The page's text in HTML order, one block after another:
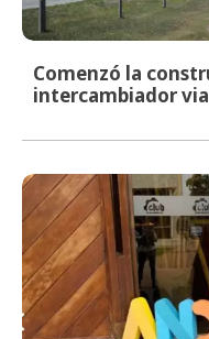
Comenzó la
intercambiador